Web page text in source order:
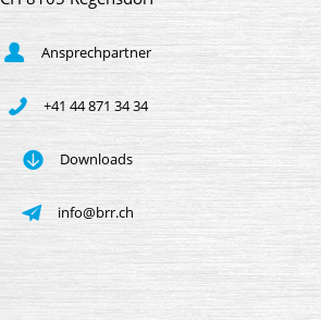
Ansprechpartner
+41 44 871 34 34
Downloads
info@brr.ch